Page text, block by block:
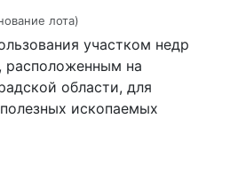
лота)
участком недр
расположенным на
области, для
ископаемых